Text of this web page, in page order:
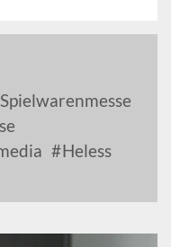
Heless